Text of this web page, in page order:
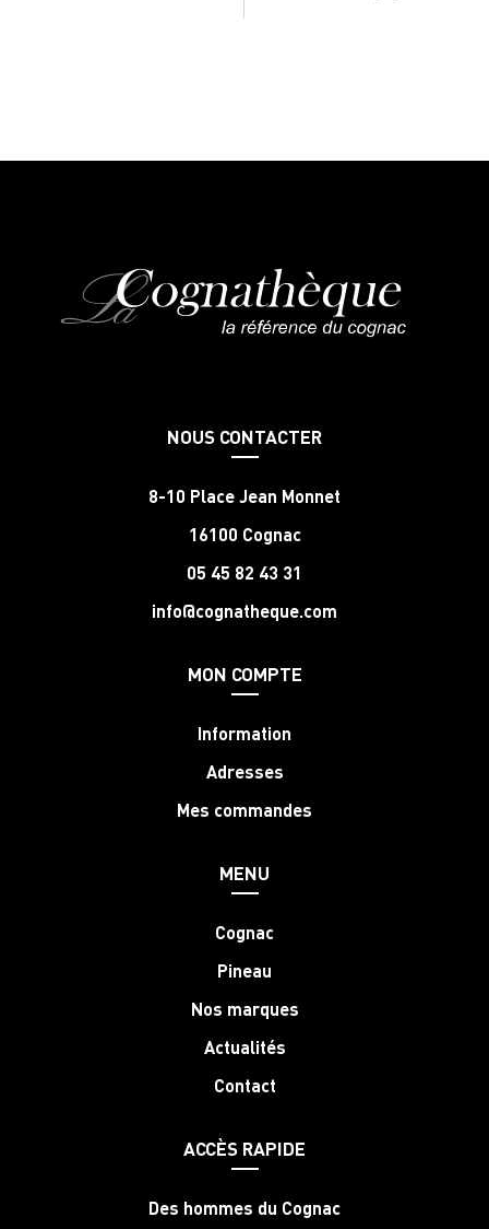
NOUS CONTACTER
8-10 Place Jean Monnet
16100 Cognac
05 45 82 43 31
info@cognatheque.com
MON COMPTE
Information
Adresses
Mes commandes
MENU
Cognac
Pineau
Nos marques
Actualités
Contact
ACCÈS RAPIDE
Des hommes du Cognac